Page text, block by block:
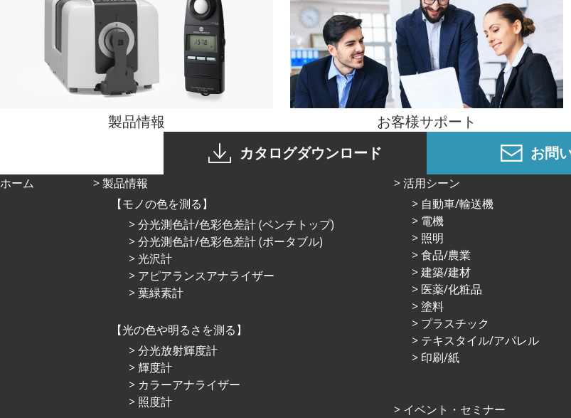
製品情報 お客様サポート
カタログダウンロード
お問
ホーム
製品情報
モノの色を測る
分光測色計/色彩色差計 (ベンチトップ)
分光測色計/色彩色差計 (ポータブル)
光沢計
アピアランスアナライザー
葉緑素計
光の⾊や明るさを測る
分光放射輝度計
輝度計
カラーアナライザー
照度計
活⽤シーン
⾃動⾞/輸送機
電機
照明
⾷品/農業
建築/建材
医薬/化粧品
塗料
プラスチック
テキスタイル/アパレル
印刷/紙
イベント・セミナー